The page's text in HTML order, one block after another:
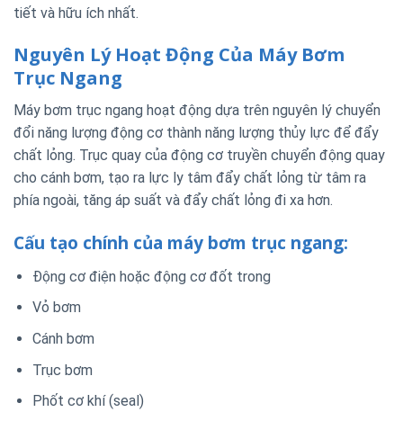
tiết và hữu ích nhất.
Nguyên Lý Hoạt Động Của Máy Bơm
Trục Ngang
Máy bơm trục ngang hoạt động dựa trên nguyên lý chuyển
đổi năng lượng động cơ thành năng lượng thủy lực để đẩy
chất lỏng. Trục quay của động cơ truyền chuyển động quay
cho cánh bơm, tạo ra lực ly tâm đẩy chất lỏng từ tâm ra
phía ngoài, tăng áp suất và đẩy chất lỏng đi xa hơn.
Cấu tạo chính của máy bơm trục ngang:
Động cơ điện hoặc động cơ đốt trong
Vỏ bơm
Cánh bơm
Trục bơm
Phốt cơ khí (seal)